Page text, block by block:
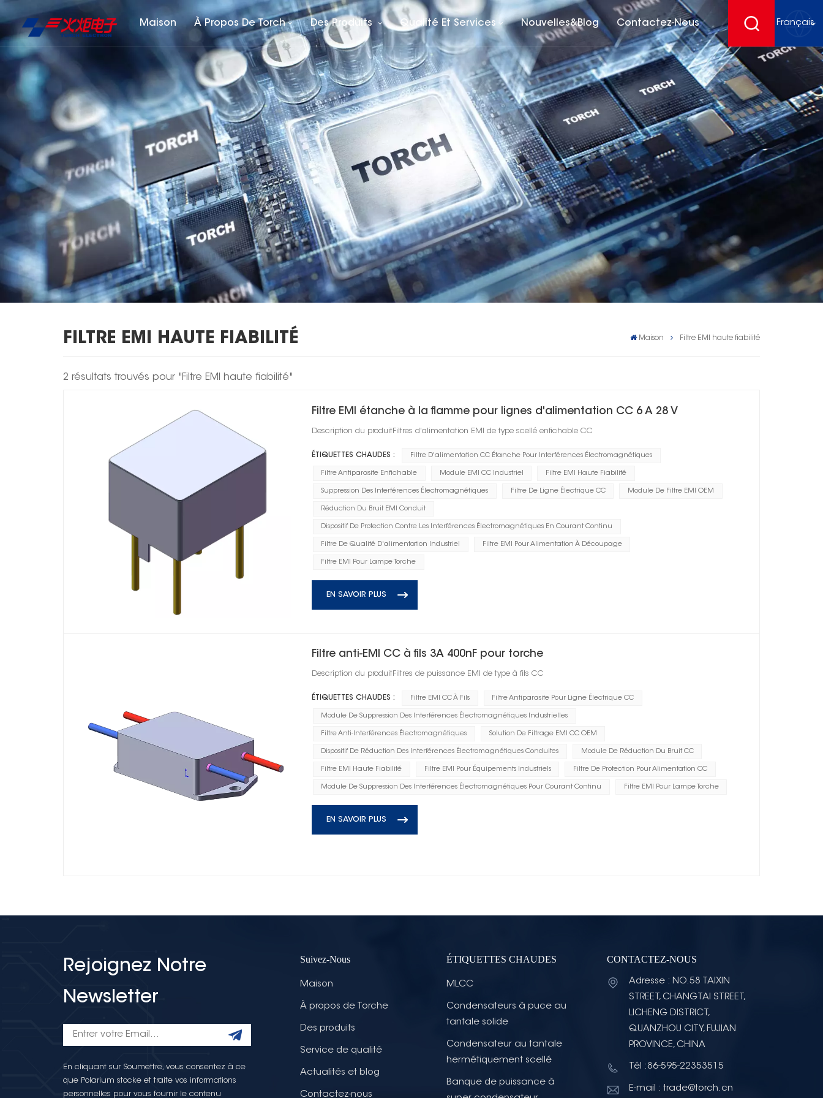
Maison À Propos De Torch Des Produits Qualité Et Services Nouvelles&Blog Contactez-Nous Français
English
français
Deutsch
español
FILTRE EMI HAUTE FIABILITÉ Maison Filtre EMI haute fiabilité
2 résultats trouvés pour "Filtre EMI haute fiabilité"
Filtre EMI étanche à la flamme pour lignes d'alimentation CC 6 A 28 V
Description du produitFiltres d'alimentation EMI de type scellé enfichable CC
ÉTIQUETTES CHAUDES : Filtre D'alimentation CC Étanche Pour Interférences Électromagnétiques
Filtre Antiparasite Enfichable Module EMI CC Industriel Filtre EMI Haute Fiabilité
Suppression Des Interférences Électromagnétiques Filtre De Ligne Électrique CC Module De Filtre EMI OEM
Réduction Du Bruit EMI Conduit
Dispositif De Protection Contre Les Interférences Électromagnétiques En Courant Continu
Filtre De Qualité D'alimentation Industriel Filtre EMI Pour Alimentation À Découpage
Filtre EMI Pour Lampe Torche
EN SAVOIR PLUS
Filtre anti-EMI CC à fils 3A 400nF pour torche
Description du produitFiltres de puissance EMI de type à fils CC
ÉTIQUETTES CHAUDES : Filtre EMI CC À Fils Filtre Antiparasite Pour Ligne Électrique CC
Module De Suppression Des Interférences Électromagnétiques Industrielles
Filtre Anti-Interférences Électromagnétiques Solution De Filtrage EMI CC OEM
Dispositif De Réduction Des Interférences Électromagnétiques Conduites Module De Réduction Du Bruit CC
Filtre EMI Haute Fiabilité Filtre EMI Pour Équipements Industriels Filtre De Protection Pour Alimentation CC
Module De Suppression Des Interférences Électromagnétiques Pour Courant Continu Filtre EMI Pour Lampe Torche
EN SAVOIR PLUS
Rejoignez Notre
Newsletter
En cliquant sur Soumettre, vous consentez à ce
que Polarium stocke et traite vos informations
personnelles pour vous fournir le contenu
Suivez-Nous
Maison
À propos de Torche
Des produits
Service de qualité
Actualités et blog
Contactez-nous
ÉTIQUETTES CHAUDES
MLCC
Condensateurs à puce au
tantale solide
Condensateur au tantale
hermétiquement scellé
Banque de puissance à
CONTACTEZ-NOUS
Adresse : NO.58 TAIXIN
STREET, CHANGTAI STREET,
LICHENG DISTRICT,
QUANZHOU CITY, FUJIAN
PROVINCE, CHINA
Tél :86-595-22353515
E-mail : trade@torch.cn